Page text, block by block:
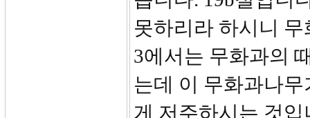
못하리라 하시니
3에서는 무화과의
는데 이 무화과나
게 저주하시는 것